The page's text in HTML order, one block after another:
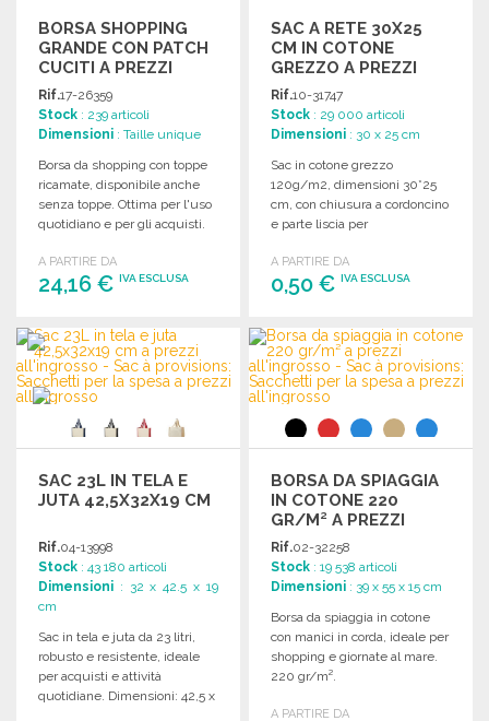
BORSA SHOPPING
GRANDE CON PATCH
CUCITI A PREZZI
ALL'INGROSSO
Rif.17-26359
Stock : 239 articoli
Dimensioni : Taille unique
Borsa da shopping con toppe
ricamate, disponibile anche
senza toppe. Ottima per l'uso
quotidiano e per gli acquisti.
A PARTIRE DA
24,16 € IVA ESCLUSA
ORDINARE
Richiedi un preventivo
SAC A RETE 30X25
CM IN COTONE
GREZZO A PREZZI
ALL'INGROSSO
Rif.10-31747
Stock : 29 000 articoli
Dimensioni : 30 x 25 cm
Sac in cotone grezzo
120g/m2, dimensioni 30*25
cm, con chiusura a cordoncino
e parte liscia per
A PARTIRE DA
0,50 €IVA ESCLUSA
ORDINARE
Richiedi un preventivo
SAC 23L IN TELA E
JUTA 42,5X32X19 CM
Rif.04-13998
Stock : 43 180 articoli
Dimensioni : 32 x 42.5 x 19
cm
Sac in tela e juta da 23 litri,
robusto e resistente, ideale
per acquisti e attività
quotidiane. Dimensioni: 42,5 x
BORSA DA SPIAGGIA
IN COTONE 220
GR/M² A PREZZI
ALL'INGROSSO
Rif.02-32258
Stock : 19 538 articoli
Dimensioni : 39 x 55 x 15 cm
Borsa da spiaggia in cotone
con manici in corda, ideale per
shopping e giornate al mare.
220 gr/m².
A PARTIRE DA